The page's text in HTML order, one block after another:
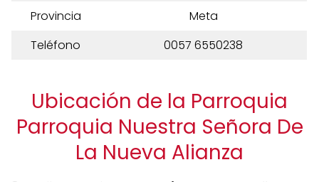
Provincia
Meta
Teléfono
0057 6550238
Ubicación de la Parroquia
Parroquia Nuestra Señora De
La Nueva Alianza